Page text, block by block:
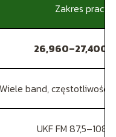
Zakres pracy
26,960–27,400
Wiele band, częstotliwość
UKF FM 87,5–108